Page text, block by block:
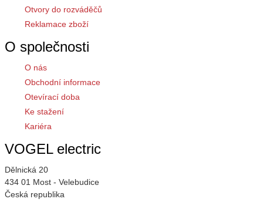
Otvory do rozváděčů
Reklamace zboží
O společnosti
O nás
Obchodní informace
Otevírací doba
Ke stažení
Kariéra
VOGEL electric
Dělnická 20
434 01 Most - Velebudice
Česká republika